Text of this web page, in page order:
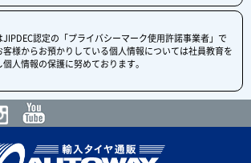
JIPDEC認定の「プライバシーマーク使用許諾事業者」で
客様からお預かりしている個人情報については社員教育を
人情報の保護に努めております。